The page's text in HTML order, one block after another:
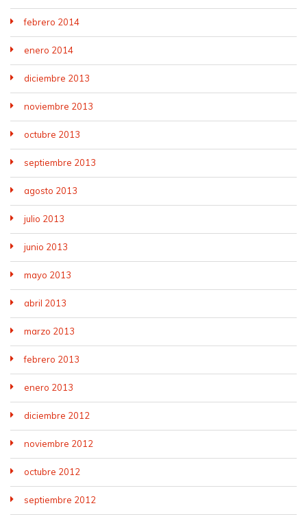
febrero 2014
enero 2014
diciembre 2013
noviembre 2013
octubre 2013
septiembre 2013
agosto 2013
julio 2013
junio 2013
mayo 2013
abril 2013
marzo 2013
febrero 2013
enero 2013
diciembre 2012
noviembre 2012
octubre 2012
septiembre 2012